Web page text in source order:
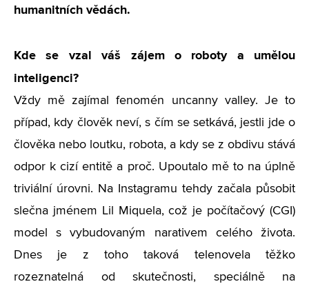
humanitních vědách.
Kde se vzal váš zájem o roboty a umělou
inteligenci?
Vždy mě zajímal fenomén uncanny valley. Je to
případ, kdy člověk neví, s čím se setkává, jestli jde o
člověka nebo loutku, robota, a kdy se z obdivu stává
odpor k cizí entitě a proč. Upoutalo mě to na úplně
triviální úrovni. Na Instagramu tehdy začala působit
slečna jménem Lil Miquela, což je počítačový (CGI)
model s vybudovaným narativem celého života.
Dnes je z toho taková telenovela těžko
rozeznatelná od skutečnosti, speciálně na